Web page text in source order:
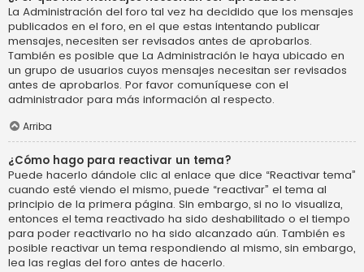
La Administración del foro tal vez ha decidido que los mensajes
publicados en el foro, en el que estas intentando publicar
mensajes, necesiten ser revisados antes de aprobarlos.
También es posible que La Administración le haya ubicado en
un grupo de usuarios cuyos mensajes necesitan ser revisados
antes de aprobarlos. Por favor comuníquese con el
administrador para más información al respecto.
Arriba
¿Cómo hago para reactivar un tema?
Puede hacerlo dándole clic al enlace que dice “Reactivar tema”
cuando esté viendo el mismo, puede “reactivar” el tema al
principio de la primera página. Sin embargo, si no lo visualiza,
entonces el tema reactivado ha sido deshabilitado o el tiempo
para poder reactivarlo no ha sido alcanzado aún. También es
posible reactivar un tema respondiendo al mismo, sin embargo,
lea las reglas del foro antes de hacerlo.